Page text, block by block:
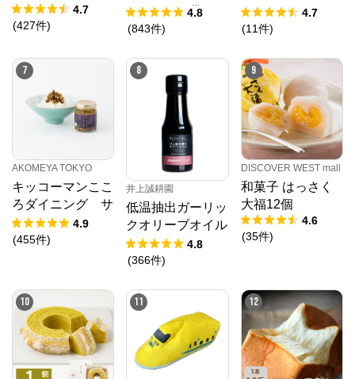
4.7
(427件)
しセット 袋
4.8
(843件)
ストリーム４＆１
4.7
(11件)
7
AKOMEYA TOKYO
キッコーマンここ
ろダイニング サ
クサクしょうゆア
ーモンド ペッパ
4.9
(455件)
8
井上誠耕園
低温抽出ガーリッ
クオリーブオイル
64g
4.8
(366件)
9
DISCOVER WEST mall
和菓子 はっさく
大福12個
4.6
(35件)
10 11 12